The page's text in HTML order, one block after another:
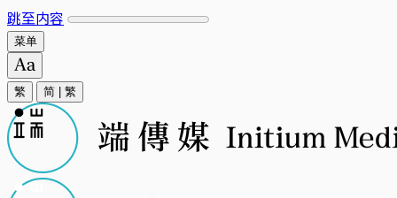
跳至内容
菜单
繁 简 繁